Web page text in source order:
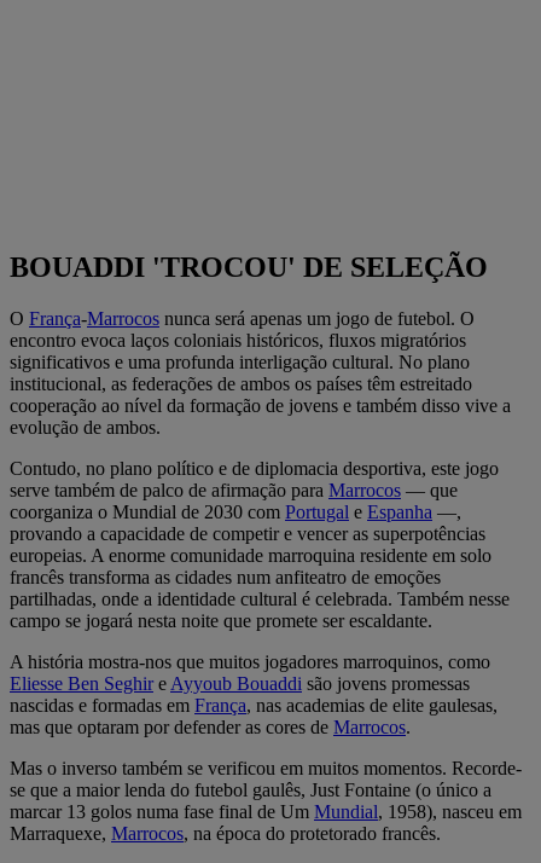
BOUADDI 'TROCOU' DE SELEÇÃO
O França-Marrocos nunca será apenas um jogo de futebol. O
encontro evoca laços coloniais históricos, fluxos migratórios
significativos e uma profunda interligação cultural. No plano
institucional, as federações de ambos os países têm estreitado
cooperação ao nível da formação de jovens e também disso vive a
evolução de ambos.
Contudo, no plano político e de diplomacia desportiva, este jogo
serve também de palco de afirmação para Marrocos — que
coorganiza o Mundial de 2030 com Portugal e Espanha —,
provando a capacidade de competir e vencer as superpotências
europeias. A enorme comunidade marroquina residente em solo
francês transforma as cidades num anfiteatro de emoções
partilhadas, onde a identidade cultural é celebrada. Também nesse
campo se jogará nesta noite que promete ser escaldante.
A história mostra-nos que muitos jogadores marroquinos, como
Eliesse Ben Seghire Ayyoub Bouaddi são jovens promessas
nascidas e formadas em França, nas academias de elite gaulesas,
mas que optaram por defender as cores de Marrocos.
Mas o inverso também se verificou em muitos momentos. Recorde-
se que a maior lenda do futebol gaulês, Just Fontaine (o único a
marcar 13 golos numa fase final de Um Mundial, 1958), nasceu em
Marraquexe, Marrocos, na época do protetorado francês.